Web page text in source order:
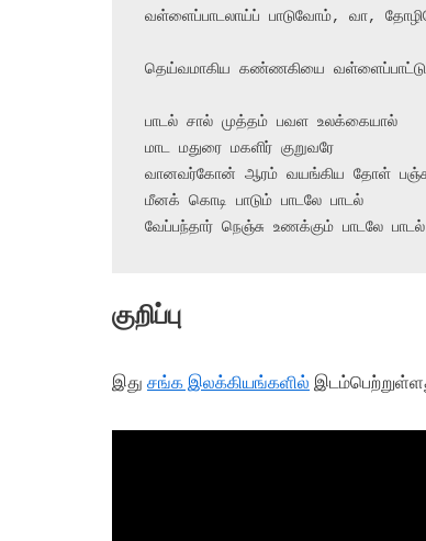
வள்ளைப்பாடலாய்ப் பாடுவோம், வா,
தெய்வமாகிய கண்ணகியை
பாடல் சால் முத்தம் பவள உலக்கையால்
மாட மதுரை மகளிர் குறுவரே
வானவர்கோன் ஆரம் வயங்கிய தோள்
மீனக் கொடி பாடும் பாடலே பாடல்
வேப்பந்தார் நெஞ்சு உணக்கும் பாடலே
குறிப்பு
இது சங்க இலக்கியங்களில்